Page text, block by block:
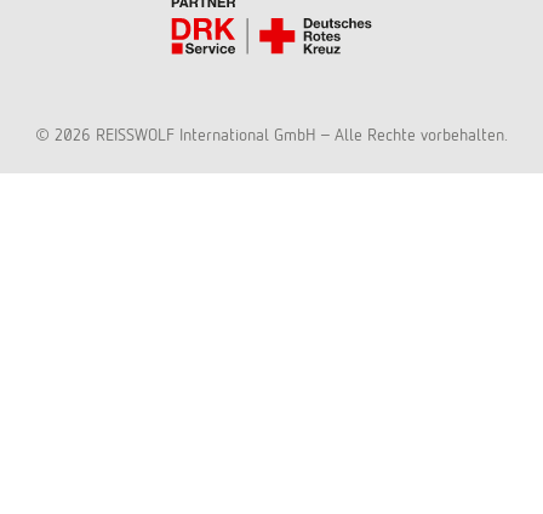
© 2026 REISSWOLF International GmbH - Alle Rechte vorbehalten.